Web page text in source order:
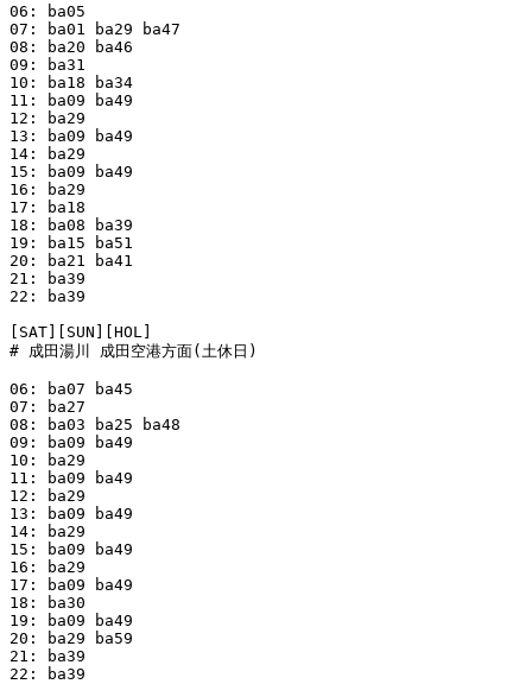
06: ba05
07: ba01 ba29 ba47
08: ba20 ba46
09: ba31
10: ba18 ba34
11: ba09 ba49
12: ba29
13: ba09 ba49
14: ba29
15: ba09 ba49
16: ba29
17: ba18
18: ba08 ba39
19: ba15 ba51
20: ba21 ba41
21: ba39
22: ba39
[SAT][SUN][HOL]
# 成田湯川 成田空港方面(土休日)
06: ba07 ba45
07: ba27
08: ba03 ba25 ba48
09: ba09 ba49
10: ba29
11: ba09 ba49
12: ba29
13: ba09 ba49
14: ba29
15: ba09 ba49
16: ba29
17: ba09 ba49
18: ba30
19: ba09 ba49
20: ba29 ba59
21: ba39
22: ba39